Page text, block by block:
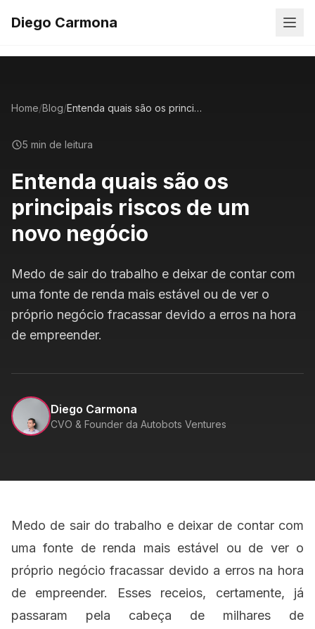
Diego Carmona
Home/Blog/ Entenda quais são os principais riscos de um novo negócio
5 min de leitura
Entenda quais são os
principais riscos de um
novo negócio
Medo de sair do trabalho e deixar de contar com
uma fonte de renda mais estável ou de ver o
próprio negócio fracassar devido a erros na hora
de empreender.
Diego Carmona
CVO & Founder da Autobots Ventures
Medo de sair do trabalho e deixar de contar com
uma fonte de renda mais estável ou de ver o
próprio negócio fracassar devido a erros na hora
de empreender. Esses receios, certamente, já
passaram pela cabeça de milhares de